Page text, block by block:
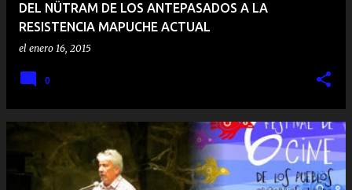
DEL NÜTRAM DE LOS ANTEPASADOS A LA
RESISTENCIA MAPUCHE ACTUAL
el enero 16, 2015
0